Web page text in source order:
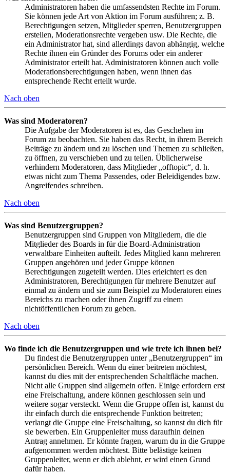
Administratoren haben die umfassendsten Rechte im Forum.
Sie können jede Art von Aktion im Forum ausführen; z. B.
Berechtigungen setzen, Mitglieder sperren, Benutzergruppen
erstellen, Moderationsrechte vergeben usw. Die Rechte, die
ein Administrator hat, sind allerdings davon abhängig, welche
Rechte ihnen ein Gründer des Forums oder ein anderer
Administrator erteilt hat. Administratoren können auch volle
Moderationsberechtigungen haben, wenn ihnen das
entsprechende Recht erteilt wurde.
Nach oben
Was sind Moderatoren?
Die Aufgabe der Moderatoren ist es, das Geschehen im
Forum zu beobachten. Sie haben das Recht, in ihrem Bereich
Beiträge zu ändern und zu löschen und Themen zu schließen,
zu öffnen, zu verschieben und zu teilen. Üblicherweise
verhindern Moderatoren, dass Mitglieder „offtopic“, d. h.
etwas nicht zum Thema Passendes, oder Beleidigendes bzw.
Angreifendes schreiben.
Nach oben
Was sind Benutzergruppen?
Benutzergruppen sind Gruppen von Mitgliedern, die die
Mitglieder des Boards in für die Board-Administration
verwaltbare Einheiten aufteilt. Jedes Mitglied kann mehreren
Gruppen angehören und jeder Gruppe können
Berechtigungen zugeteilt werden. Dies erleichtert es den
Administratoren, Berechtigungen für mehrere Benutzer auf
einmal zu ändern und sie zum Beispiel zu Moderatoren eines
Bereichs zu machen oder ihnen Zugriff zu einem
nichtöffentlichen Forum zu geben.
Nach oben
Wo finde ich die Benutzergruppen und wie trete ich ihnen bei?
Du findest die Benutzergruppen unter „Benutzergruppen“ im
persönlichen Bereich. Wenn du einer beitreten möchtest,
kannst du dies mit der entsprechenden Schaltfläche machen.
Nicht alle Gruppen sind allgemein offen. Einige erfordern erst
eine Freischaltung, andere können geschlossen sein und
weitere sogar versteckt. Wenn die Gruppe offen ist, kannst du
ihr einfach durch die entsprechende Funktion beitreten;
verlangt die Gruppe eine Freischaltung, so kannst du dich für
sie bewerben. Ein Gruppenleiter muss daraufhin deinen
Antrag annehmen. Er könnte fragen, warum du in die Gruppe
aufgenommen werden möchtest. Bitte belästige keinen
Gruppenleiter, wenn er dich ablehnt, er wird einen Grund
dafür haben.